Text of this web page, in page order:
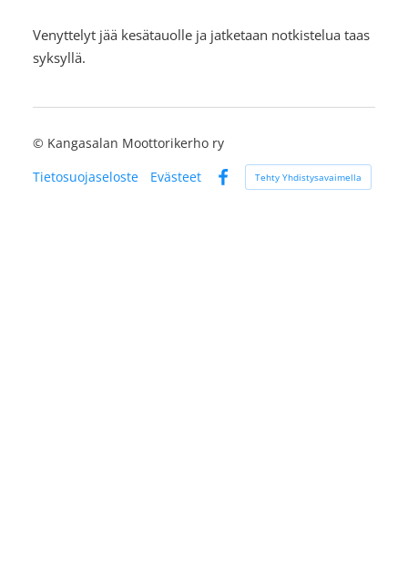
Venyttelyt jää kesätauolle ja jatketaan notkistelua taas
syksyllä.
© Kangasalan Moottorikerho ry
Tietosuojaseloste
Evästeet
Facebook
Tehty Yhdistysavaimella